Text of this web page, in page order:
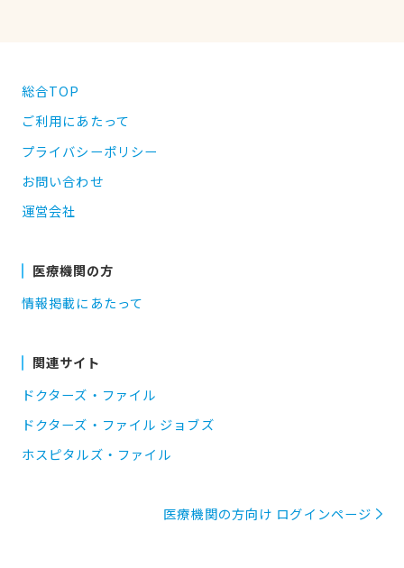
総合TOP
ご利用にあたって
プライバシーポリシー
お問い合わせ
運営会社
医療機関の方
情報掲載にあたって
関連サイト
ドクターズ・ファイル
ドクターズ・ファイル ジョブズ
ホスピタルズ・ファイル
医療機関の方向け ログインページ